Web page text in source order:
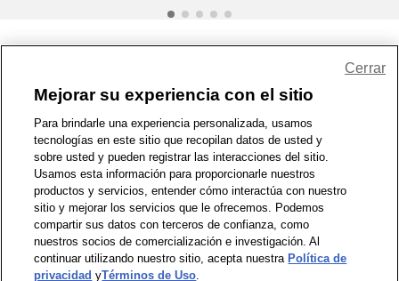
1-800-679-9691 | Contáctenos | Términos de Uso | Accesibilidad
Política de Privacidad | WA Privacy Policy | Mapa del sitio
Zona de Bienestar | © 1999 - 2026 CVS.com
Mejorar su experiencia con el sitio
Para brindarle una experiencia personalizada, usamos
tecnologías en este sitio que recopilan datos de usted y
sobre usted y pueden registrar las interacciones del sitio.
Usamos esta información para proporcionarle nuestros
productos y servicios, entender cómo interactúa con nuestro
sitio y mejorar los servicios que le ofrecemos. Podemos
compartir sus datos con terceros de confianza, como
nuestros socios de comercialización e investigación. Al
continuar utilizando nuestro sitio, acepta nuestra Política de
privacidad yTérminos de Uso.
Cerrar